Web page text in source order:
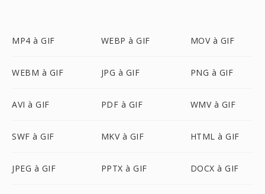
MP4 à GIF WEBP à GIF MOV à GIF
WEBM à GIF JPG à GIF PNG à GIF
AVI à GIF PDF à GIF WMV à GIF
SWF à GIF MKV à GIF HTML à GIF
JPEG à GIF PPTX à GIF DOCX à GIF